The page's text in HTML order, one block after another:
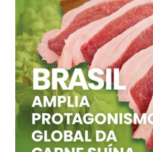
Grande São Paulo (SP)
R$ 155,59
cx
Ovo Vermelho - Regional
Vermelho
R$ 159,31
cx
Ovo Branco - Regional